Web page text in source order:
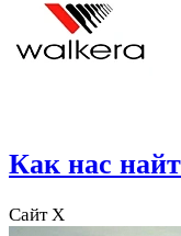
Как нас
Сайт X